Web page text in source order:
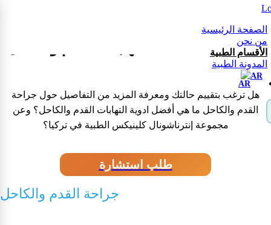
الصفحة الرئيسية
من نحن
الأقسام الطبية
المدونة الطبية
AR
جراحة القدم والكاحل ما هي أفضل ادوية
هل ترغب بتقييم حالتك ومعرفة المزيد من التفاصيل حول جراحة
القدم والكاحل ما هي أفضل ادوية التهابات القدم والكاحل؟ وعن
مجموعة إنترناشونال كلينيكس الطبية في تركيا؟
طلب استشارة
جراحة القدم والكاحل